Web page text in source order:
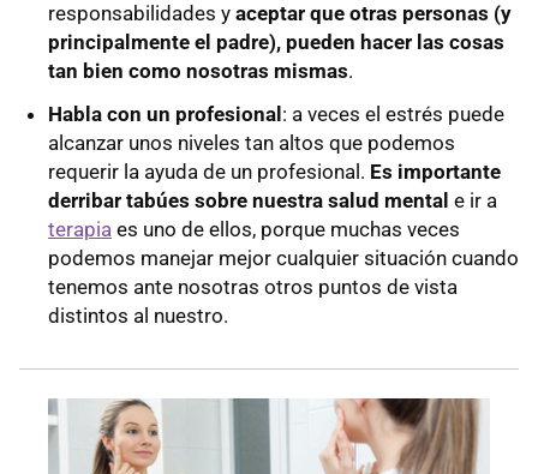
responsabilidades y aceptar que otras personas (y
principalmente el padre), pueden hacer las cosas
tan bien como nosotras mismas.
Habla con un profesional : a veces el estrés puede
alcanzar unos niveles tan altos que podemos
requerir la ayuda de un profesional. Es importante
derribar tabúes sobre nuestra salud mental e ir a
terapia es uno de ellos, porque muchas veces
podemos manejar mejor cualquier situación cuando
tenemos ante nosotras otros puntos de vista
distintos al nuestro.